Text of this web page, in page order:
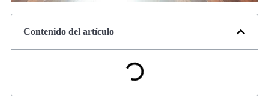
Contenido del artículo